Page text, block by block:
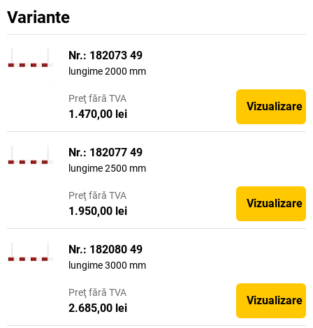
Variante
Nr.: 182073 49
lungime 2000 mm
Preţ fără TVA
1.470,00 lei
Vizualizare
Nr.: 182077 49
lungime 2500 mm
Preţ fără TVA
1.950,00 lei
Vizualizare
Nr.: 182080 49
lungime 3000 mm
Preţ fără TVA
2.685,00 lei
Vizualizare